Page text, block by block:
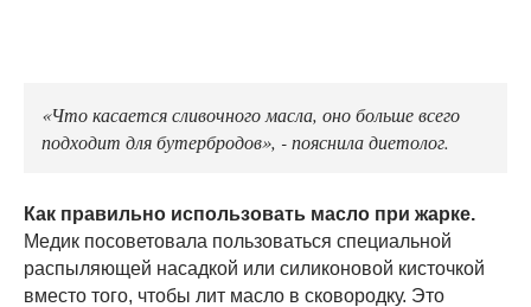
«Что касается сливочного масла, оно больше всего
подходит для бутербродов», - пояснила диетолог.
Как правильно использовать масло при жарке.
Медик посоветовала пользоваться специальной
распыляющей насадкой или силиконовой кисточкой
вместо того, чтобы лит масло в сковородку. Это